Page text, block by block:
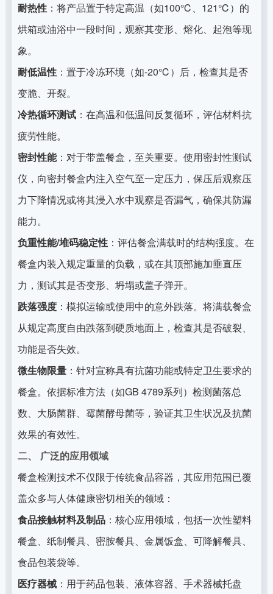
耐热性：将产品置于特定高温（如100℃、121℃）的
烘箱或油浴中一段时间，观察其变形、熔化、起泡等现
象。
耐低温性：置于冷冻环境（如-20℃）后，检查其是否
变脆、开裂。
冷热循环测试：在高温和低温间反复循环，评估材料抗
疲劳性能。
密封性能：对于带盖餐盒，至关重要。使用密封性测试
仪，向密封餐盒内注入空气至一定压力，保压后观察压
力下降情况或将其浸入水中观察是否漏气，确保其防漏
能力。
负重性能/堆码稳定性：评估餐盒满载时的结构强度。在
餐盒内装入规定重量的负载，或在其顶部施加垂直压
力，测试其是否变形、坍塌或盖子弹开。
跌落强度：模拟运输或使用中的意外跌落。将满载餐盒
从规定高度自由跌落到硬质地面上，检查其是否破裂、
功能是否失效。
微生物限量：针对宣称具有抗菌功能或特定卫生要求的
餐盒。依据标准方法（如GB 4789系列）检测菌落总
数、大肠菌群、霉菌酵母菌等，验证其卫生状况及抗菌
效果的有效性。
二、 广泛的应用领域
餐盒检测技术不仅限于传统食品容器，其应用范围已覆
盖众多与人体健康密切相关的领域：
食品接触材料及制品：核心应用领域，包括一次性塑料
餐盒、纸制餐具、密胺餐具、金属饭盒、可降解餐具、
食品包装袋等。
医疗器械：用于药品包装、液体容器、手术器械托盘